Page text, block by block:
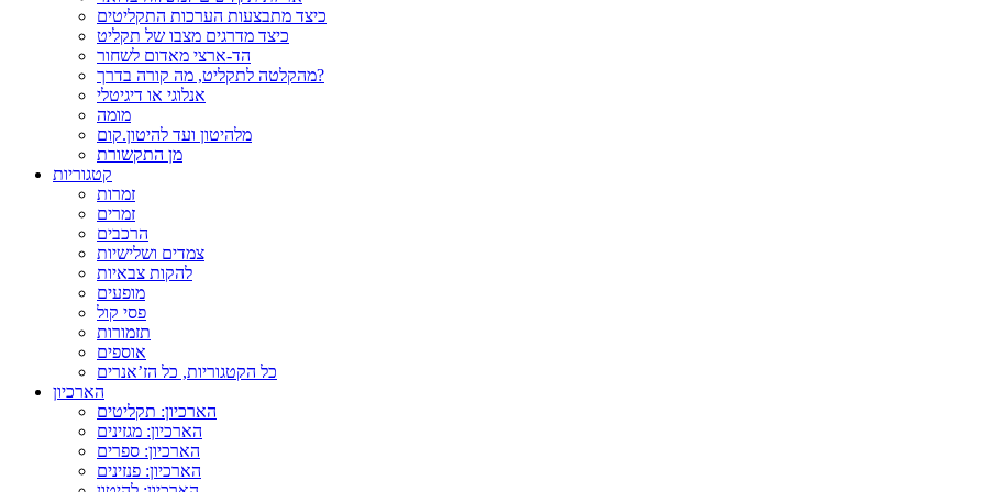
כיצד מתבצעות הערכות התקליטים
כיצד מדרגים מצבו של תקליט
הד-ארצי מאדום לשחור
מהקלטה לתקליט, מה קורה בדרך?
אנלוגי או דיגיטלי
מומה
מלהיטון ועד להיטון.קום
מן התקשורת
קטגוריות
זמרות
זמרים
הרכבים
צמדים ושלישיות
להקות צבאיות
מופעים
פסי קול
תזמורות
אוספים
כל הקטגוריות, כל הז’אנרים
הארכיון
הארכיון: תקליטים
הארכיון: מגזינים
הארכיון: ספרים
הארכיון: פנזינים